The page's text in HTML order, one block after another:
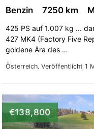
Österreich. Veröffentlicht 1
Benzin 7250 km
425 PS auf 1.007 kg ...
427 MK4 (Factory Five
goldene Ära des …
€138,800